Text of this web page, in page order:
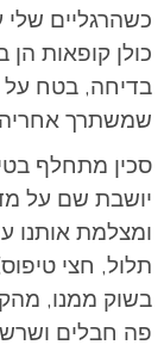
כשהרגליים שלי
כולן קופאות הן
בדיחה, בטח על
שמשתרך
סכין מתחלף
יושבת שם על
ומצלמת אותנו
תלול, חצי
בשוק ממנו,
פה חבלים